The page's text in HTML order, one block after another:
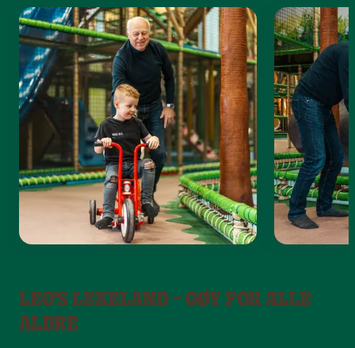
LEO'S LEKELAND – GØY FOR ALLE
ALDRE